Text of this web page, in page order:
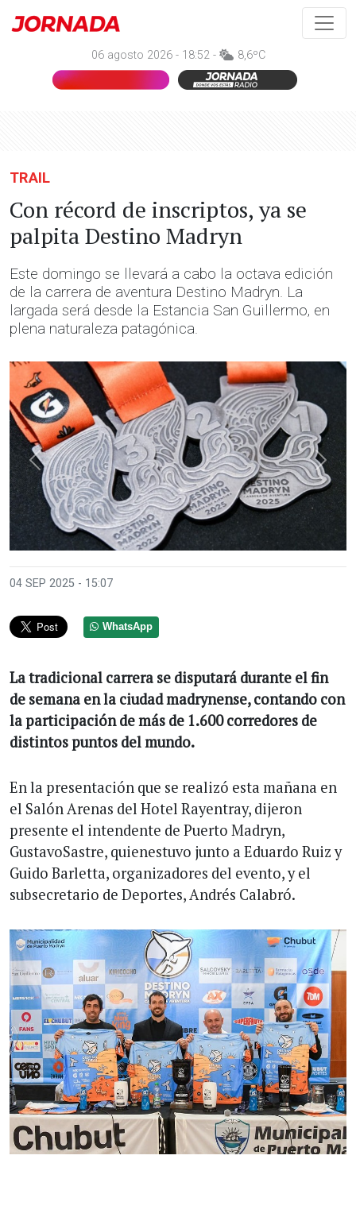
06 agosto 2026 - 18:52 - 8,6ºC
TRAIL
Con récord de inscriptos, ya se
palpita Destino Madryn
Este domingo se llevará a cabo la octava edición
de la carrera de aventura Destino Madryn. La
largada será desde la Estancia San Guillermo, en
plena naturaleza patagónica.
Anterior
04 SEP 2025 - 15:07
WhatsApp
La tradicional carrera se disputará durante el fin
de semana en la ciudad madrynense, contando con
la participación de más de 1.600 corredores de
distintos puntos del mundo.
En la presentación que se realizó esta mañana en
el Salón Arenas del Hotel Rayentray, dijeron
presente el intendente de Puerto Madryn,
GustavoSastre, quienestuvo junto a Eduardo Ruiz y
Guido Barletta, organizadores del evento, y el
subsecretario de Deportes, Andrés Calabró.